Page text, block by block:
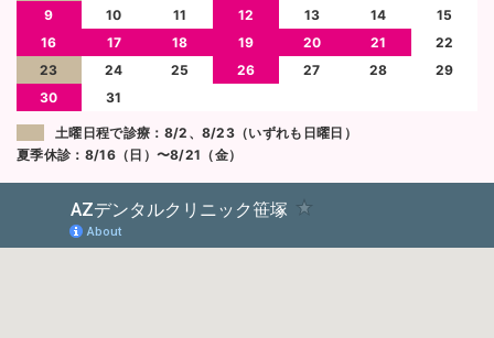
9
10 11 12 13 14
15
16
17 18 19 20 21
22
23
24 25 26 27 28
29
30
31
土曜日程で診療：8/2、8/23（いずれも日曜日）
夏季休診：8/16（日）〜8/21（金）